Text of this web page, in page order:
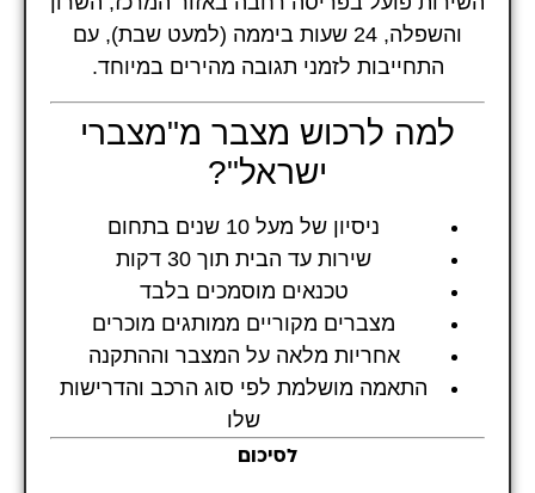
והשפלה, 24 שעות ביממה (למעט שבת), עם
התחייבות לזמני תגובה מהירים במיוחד.
למה לרכוש מצבר מ"מצברי
ישראל"?
ניסיון של מעל 10 שנים בתחום
שירות עד הבית תוך 30 דקות
טכנאים מוסמכים בלבד
מצברים מקוריים ממותגים מוכרים
אחריות מלאה על המצבר וההתקנה
התאמה מושלמת לפי סוג הרכב והדרישות
שלו
לסיכום